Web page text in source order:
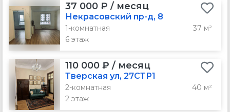
37 000 ₽ / месяц
Некрасовский пр-д, 8
1-комнатная
37 м²
6 этаж
110 000 ₽ / месяц
Тверская ул, 27СТР1
2-комнатная
40 м²
2 этаж